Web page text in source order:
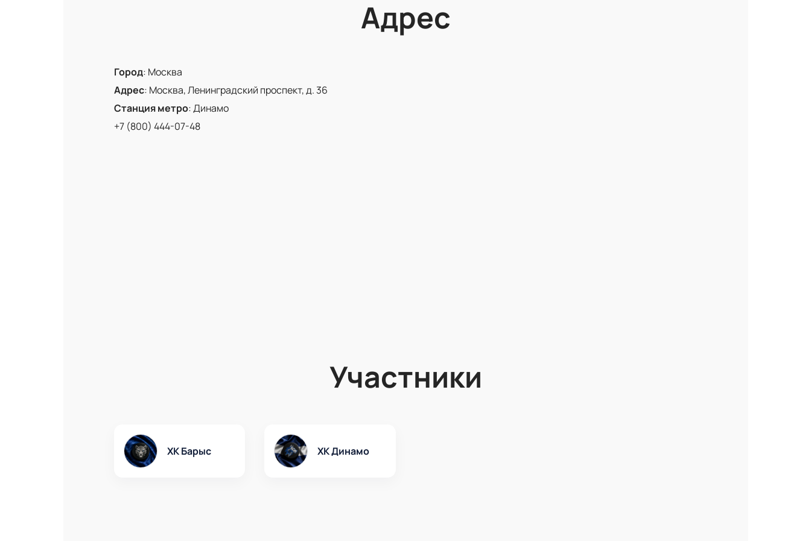
Адрес
Город: Москва
Адрес: Москва, Ленинградский проспект, д. 36
Станция метро:Динамо
+7 (800) 444-07-48
Участники
ХК Барыс ХК Динамо